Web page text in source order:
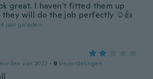
great. I haven't fitted them up
they will do the job perfectly ☺👍
jaar geleden
van 2022 · 9 beoordelingen